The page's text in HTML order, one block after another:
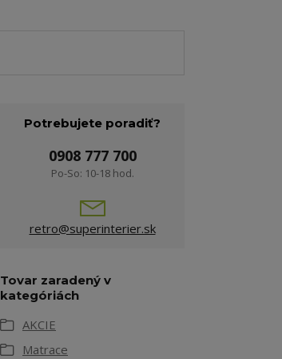
Potrebujete poradiť?
0908 777 700
Po-So: 10-18 hod.
retro@superinterier.sk
Tovar zaradený v
kategóriách
AKCIE
Matrace